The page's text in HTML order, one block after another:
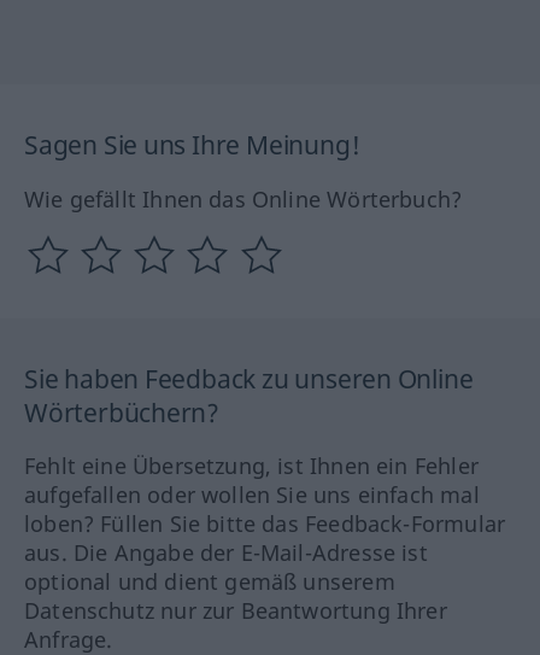
Sagen Sie uns Ihre Meinung!
Wie gefällt Ihnen das Online Wörterbuch?
Sie haben Feedback zu unseren Online
Wörterbüchern?
Fehlt eine Übersetzung, ist Ihnen ein Fehler
aufgefallen oder wollen Sie uns einfach mal
loben? Füllen Sie bitte das Feedback-Formular
aus. Die Angabe der E-Mail-Adresse ist
optional und dient gemäß unserem
Datenschutz nur zur Beantwortung Ihrer
Anfrage.